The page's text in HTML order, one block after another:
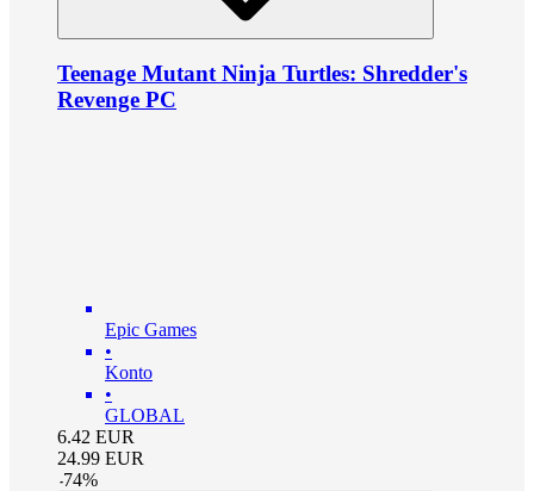
Teenage Mutant Ninja Turtles: Shredder's
Revenge PC
Epic Games
•
Konto
•
GLOBAL
6.42 EUR
24.99 EUR
-74%